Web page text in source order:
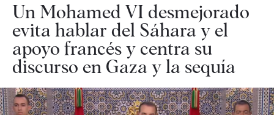
Un Mohamed VI desmejorado
evita hablar del Sáhara y el
apoyo francés y centra su
discurso en Gaza y la sequía